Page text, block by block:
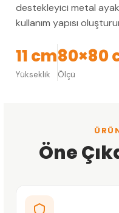
destekleyici metal
kullanım yapısı
11 cm
Yükseklik
80×80
Ölçü
Öne